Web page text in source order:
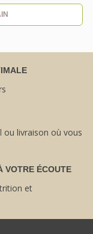
ou livraison où vous
VOTRE ÉCOUTE
et